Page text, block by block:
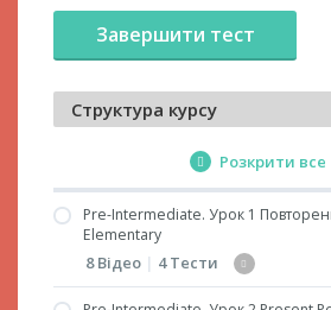
Структура курсу
Розкрити все
Pre-Intermediate. Урок 1
Elementary
8 Відео | 4 Тести